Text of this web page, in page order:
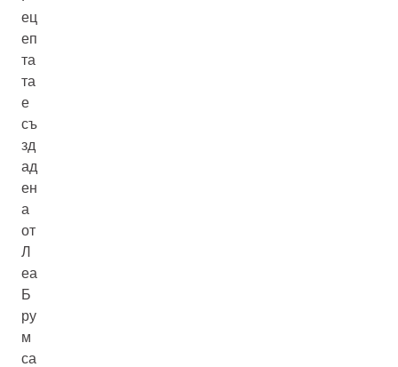
ец
еп
та
та
е
съ
зд
ад
ен
а
от
Л
еа
Б
ру
м
са